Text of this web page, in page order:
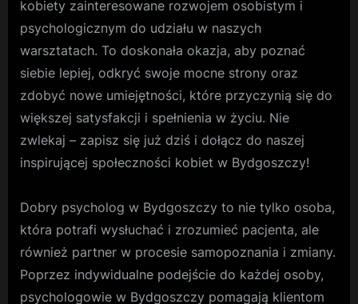
kobiety zainteresowane rozwojem osobistym i
psychologicznym do udziału w naszych
warsztatach. To doskonała okazja, aby poznać
siebie lepiej, odkryć swoje mocne strony oraz
zdobyć nowe umiejętności, które przyczynią się do
większej satysfakcji i spełnienia w życiu. Nie
zwlekaj – zapisz się już dziś i dołącz do naszej
inspirującej społeczności kobiet w Bydgoszczy!
Dobry psycholog w Bydgoszczy to nie tylko osoba,
która potrafi wysłuchać i zrozumieć pacjenta, ale
również partner w procesie samopoznania i zmiany.
Poprzez indywidualne podejście do każdej osoby,
psychologowie w Bydgoszczy pomagają klientom